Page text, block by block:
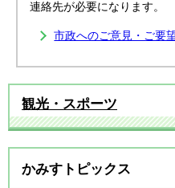
連絡先が必要になります。
市政へのご意見・ご要
観光・スポーツ
かみすトピックス